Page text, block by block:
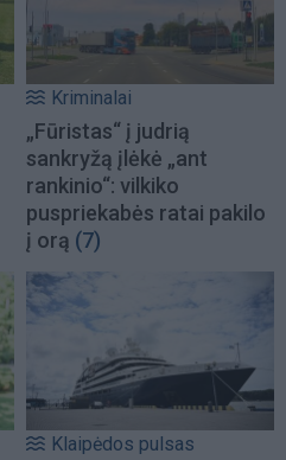
Kriminalai
„Fūristas“ į judrią
sankryžą įlėkė „ant
rankinio“: vilkiko
puspriekabės ratai pakilo
į orą (7)
Klaipėdos pulsas